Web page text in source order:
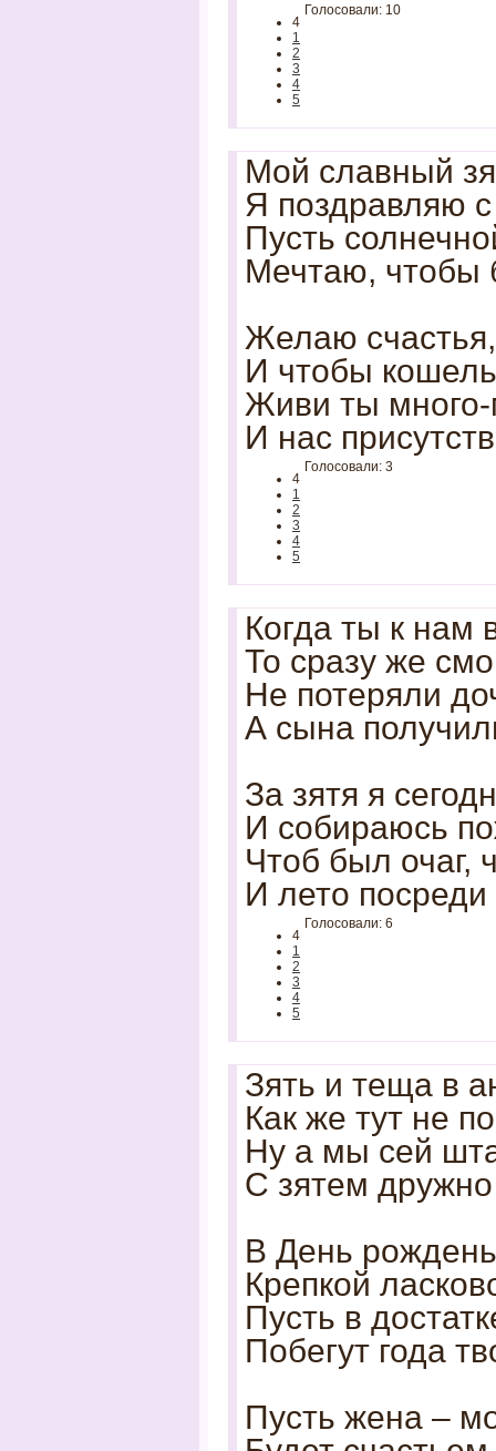
4
1
2
3
4
5
Голосовали: 10
Мой славный
Я поздравляю
Пусть
Мечтаю, чтобы
Желаю
И чтобы
Живи ты много-
И нас
4
1
2
3
4
5
Голосовали: 3
Когда ты к нам
То сразу же
Не потеряли
А сына
За зятя я
И собираюсь
Чтоб был очаг,
И лето
4
1
2
3
4
5
Голосовали: 6
Зять и теща в
Как же тут не
Ну а мы сей
С зятем
В День
Крепкой
Пусть в
Побегут года
Пусть жена –